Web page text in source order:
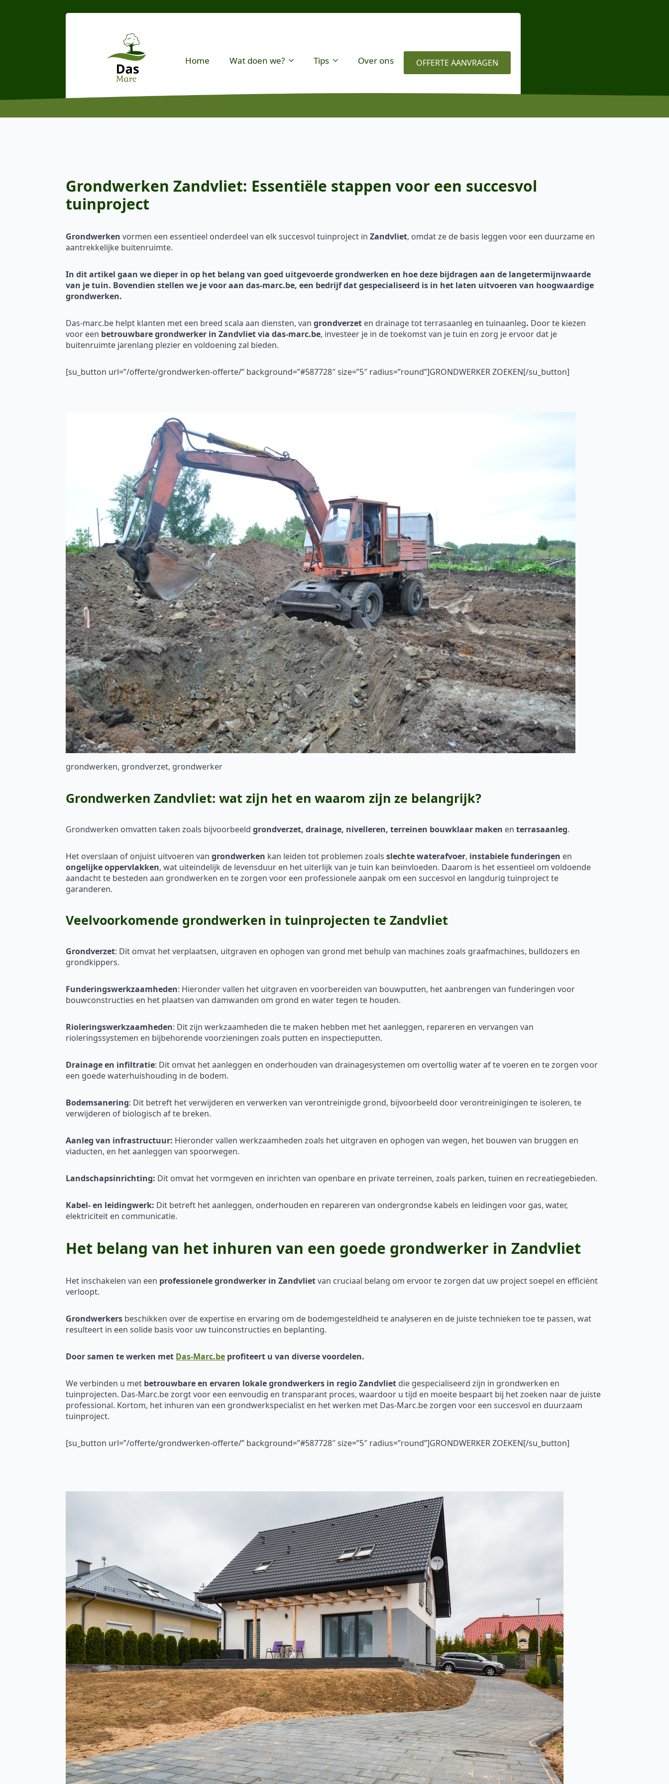
Home Wat doen we? Tips Over ons OFFERTE AANVRAGEN
Grondwerken Zandvliet: Essentiële stappen voor een succesvol
tuinproject
Grondwerken vormen een essentieel onderdeel van elk succesvol tuinproject in Zandvliet, omdat ze de basis leggen voor een duurzame en
aantrekkelijke buitenruimte.
In dit artikel gaan we dieper in op het belang van goed uitgevoerde grondwerken en hoe deze bijdragen aan de langetermijnwaarde
van je tuin. Bovendien stellen we je voor aan das-marc.be, een bedrijf dat gespecialiseerd is in het laten uitvoeren van hoogwaardige
grondwerken.
Das-marc.be helpt klanten met een breed scala aan diensten, van grondverzet en drainage tot terrasaanleg en tuinaanleg. Door te kiezen
voor een betrouwbare grondwerker in Zandvliet via das-marc.be, investeer je in de toekomst van je tuin en zorg je ervoor dat je
buitenruimte jarenlang plezier en voldoening zal bieden.
[su_button url=”/offerte/grondwerken-offerte/” background=”#587728″ size=”5″ radius=”round”]GRONDWERKER ZOEKEN[/su_button]
grondwerken, grondverzet, grondwerker
Grondwerken Zandvliet: wat zijn het en waarom zijn ze belangrijk?
Grondwerken omvatten taken zoals bijvoorbeeld grondverzet, drainage, nivelleren, terreinen bouwklaar maken en terrasaanleg.
Het overslaan of onjuist uitvoeren van grondwerken kan leiden tot problemen zoals slechte waterafvoer, instabiele funderingen en
ongelijke oppervlakken, wat uiteindelijk de levensduur en het uiterlijk van je tuin kan beïnvloeden. Daarom is het essentieel om voldoende
aandacht te besteden aan grondwerken en te zorgen voor een professionele aanpak om een succesvol en langdurig tuinproject te
garanderen.
Veelvoorkomende grondwerken in tuinprojecten te Zandvliet
Grondverzet: Dit omvat het verplaatsen, uitgraven en ophogen van grond met behulp van machines zoals graafmachines, bulldozers en
grondkippers.
Funderingswerkzaamheden: Hieronder vallen het uitgraven en voorbereiden van bouwputten, het aanbrengen van funderingen voor
bouwconstructies en het plaatsen van damwanden om grond en water tegen te houden.
Rioleringswerkzaamheden: Dit zijn werkzaamheden die te maken hebben met het aanleggen, repareren en vervangen van
rioleringssystemen en bijbehorende voorzieningen zoals putten en inspectieputten.
Drainage en infiltratie: Dit omvat het aanleggen en onderhouden van drainagesystemen om overtollig water af te voeren en te zorgen voor
een goede waterhuishouding in de bodem.
Bodemsanering: Dit betreft het verwijderen en verwerken van verontreinigde grond, bijvoorbeeld door verontreinigingen te isoleren, te
verwijderen of biologisch af te breken.
Aanleg van infrastructuur: Hieronder vallen werkzaamheden zoals het uitgraven en ophogen van wegen, het bouwen van bruggen en
viaducten, en het aanleggen van spoorwegen.
Landschapsinrichting: Dit omvat het vormgeven en inrichten van openbare en private terreinen, zoals parken, tuinen en recreatiegebieden.
Kabel- en leidingwerk: Dit betreft het aanleggen, onderhouden en repareren van ondergrondse kabels en leidingen voor gas, water,
elektriciteit en communicatie.
Het belang van het inhuren van een goede grondwerker in Zandvliet
Het inschakelen van een professionele grondwerker in Zandvlietvan cruciaal belang om ervoor te zorgen dat uw project soepel en efficiënt
verloopt.
Grondwerkers beschikken over de expertise en ervaring om de bodemgesteldheid te analyseren en de juiste technieken toe te passen, wat
resulteert in een solide basis voor uw tuinconstructies en beplanting.
Door samen te werken met Das-Marc.be profiteert u van diverse voordelen.
We verbinden u met betrouwbare en ervaren lokalegrondwerkers in regio Zandvliet die gespecialiseerd zijn in grondwerken en
tuinprojecten. Das-Marc.be zorgt voor een eenvoudig en transparant proces, waardoor u tijd en moeite bespaart bij het zoeken naar de juiste
professional. Kortom, het inhuren van een grondwerkspecialist en het werken met Das-Marc.be zorgen voor een succesvol en duurzaam
tuinproject.
[su_button url=”/offerte/grondwerken-offerte/” background=”#587728″ size=”5″ radius=”round”]GRONDWERKER ZOEKEN[/su_button]